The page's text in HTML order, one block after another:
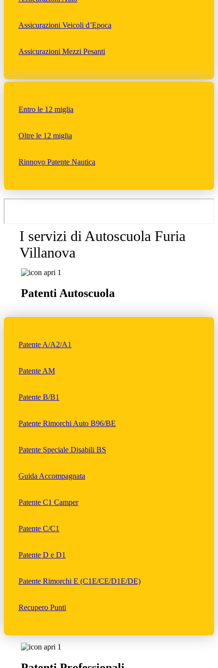
Assicurazioni Veicoli d’Epoca
Assicurazioni Mezzi Pesanti
Entro le 12 miglia
Oltre le 12 miglia
Rinnovo Patente Nautica
I servizi di Autoscuola Furia
Villanova
Patenti Autoscuola
Patente A/A2/A1
Patente AM
Patente B/B1
Patente Rimorchi Auto B96/BE
Patente Speciale Disabili BS
Guida Accompagnata
Patente C1 Camper
Patente C/C1
Patente D e D1
Patente Rimorchi E (C1E/CE/D1E/DE)
Recupero Punti